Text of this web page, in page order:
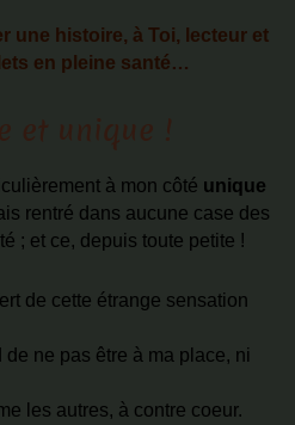
une histoire, à Toi, lecteur et
en pleine santé…
à mon côté unique
rentré dans aucune case des
; et ce, depuis toute petite !
de cette étrange sensation
de ne pas être à ma place, ni
les autres, à contre coeur.